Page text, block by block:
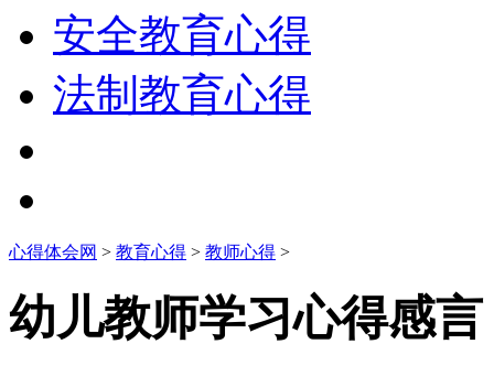
安全教育心得
法制教育心得
心得体会网 > 教育心得 > 教师心得 >
幼儿教师学习心得感言